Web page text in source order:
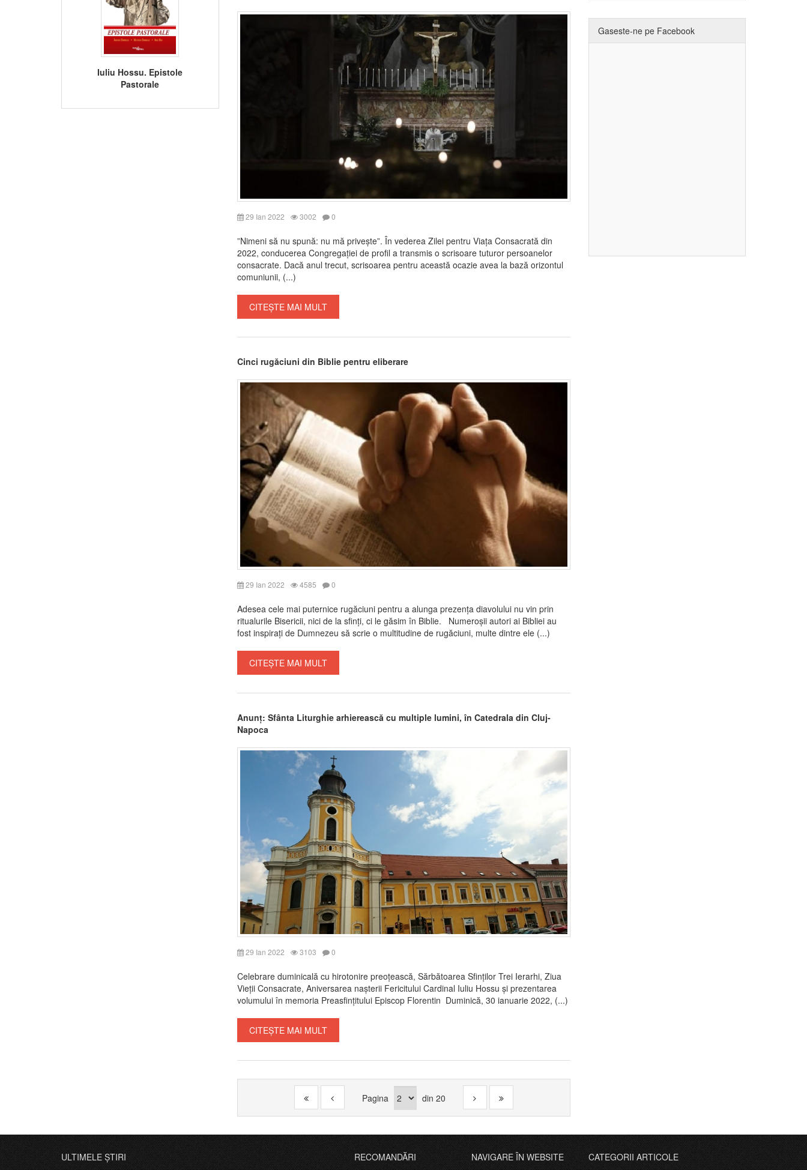
Iuliu Hossu. Epistole
Pastorale
29 Ian 2022 3002 0
”Nimeni să nu spună: nu mă privește”. În vederea Zilei pentru Viața Consacrată din
2022, conducerea Congregației de profil a transmis o scrisoare tuturor persoanelor
consacrate. Dacă anul trecut, scrisoarea pentru această ocazie avea la bază orizontul
comuniunii, (...)
CITEȘTE MAI MULT
Cinci rugăciuni din Biblie pentru eliberare
29 Ian 2022 4585 0
Adesea cele mai puternice rugăciuni pentru a alunga prezența diavolului nu vin prin
ritualurile Bisericii, nici de la sfinți, ci le găsim în Biblie. Numeroșii autori ai Bibliei au
fost inspirați de Dumnezeu să scrie o multitudine de rugăciuni, multe dintre ele (...)
CITEȘTE MAI MULT
Anunț: Sfânta Liturghie arhierească cu multiple lumini, în Catedrala din Cluj-
Napoca
29 Ian 2022 3103 0
Celebrare duminicală cu hirotonire preoțească, Sărbătoarea Sfinților Trei Ierarhi, Ziua
Vieții Consacrate, Aniversarea nașterii Fericitului Cardinal Iuliu Hossu și prezentarea
volumului în memoria Preasfințitului Episcop Florentin Duminică, 30 ianuarie 2022, (...)
CITEȘTE MAI MULT
Pagina din 20
Gaseste-ne pe Facebook
ULTIMELE ȘTIRI RECOMANDĂRI NAVIGARE ÎN WEBSITE CATEGORII ARTICOLE